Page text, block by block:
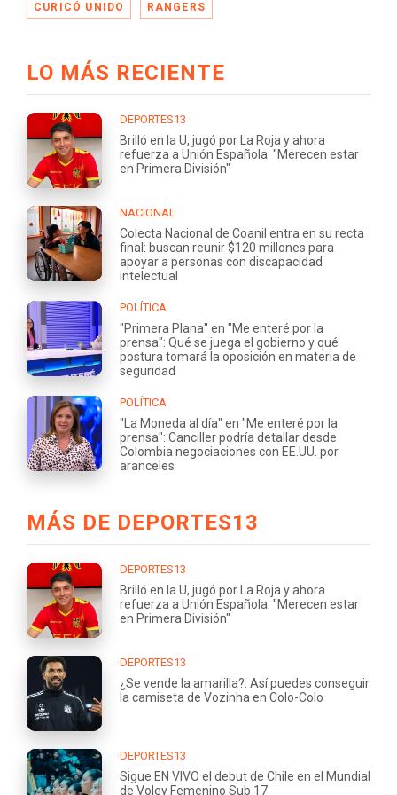
CURICÓ UNIDO RANGERS
LO MÁS RECIENTE
DEPORTES13
Brilló en la U, jugó por La Roja y ahora
refuerza a Unión Española: "Merecen estar
en Primera División"
NACIONAL
Colecta Nacional de Coanil entra en su recta
final: buscan reunir $120 millones para
apoyar a personas con discapacidad
intelectual
POLÍTICA
"Primera Plana" en "Me enteré por la
prensa": Qué se juega el gobierno y qué
postura tomará la oposición en materia de
seguridad
POLÍTICA
"La Moneda al día" en "Me enteré por la
prensa": Canciller podría detallar desde
Colombia negociaciones con EE.UU. por
aranceles
MÁS DE DEPORTES13
DEPORTES13
Brilló en la U, jugó por La Roja y ahora
refuerza a Unión Española: "Merecen estar
en Primera División"
DEPORTES13
¿Se vende la amarilla?: Así puedes conseguir
la camiseta de Vozinha en Colo-Colo
DEPORTES13
Sigue EN VIVO el debut de Chile en el Mundial
de Voley Femenino Sub 17